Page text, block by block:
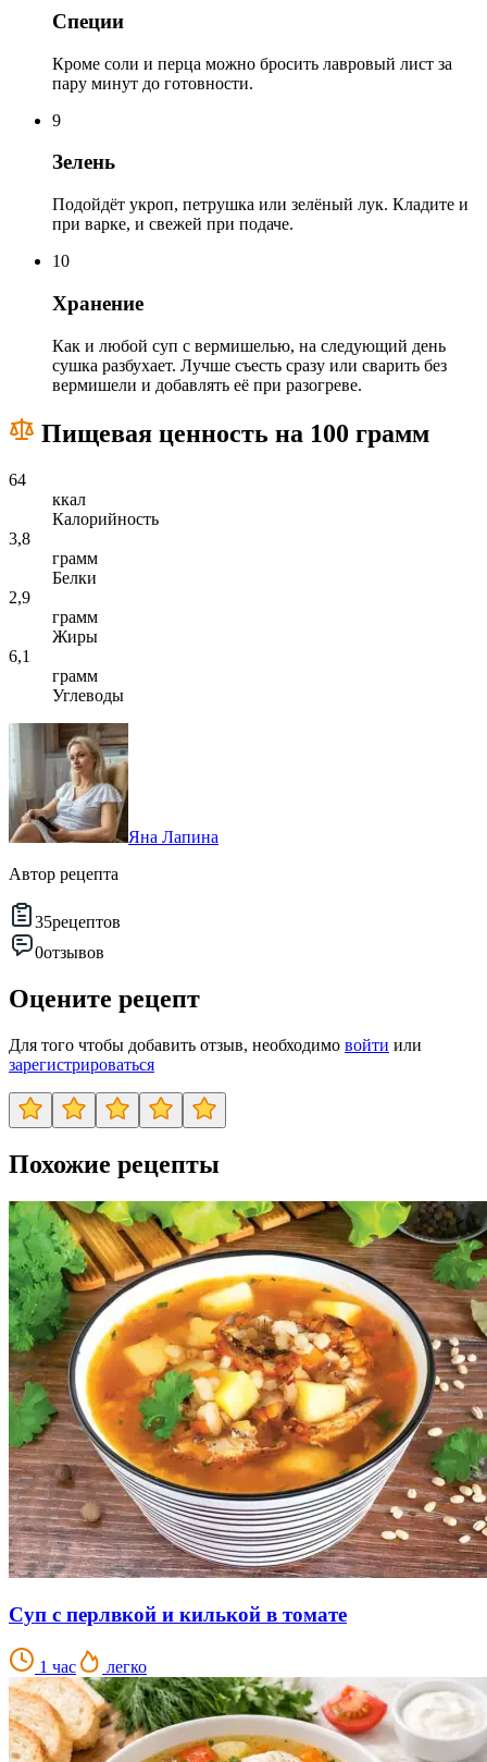
Специи
Кроме соли и перца можно бросить лавровый лист за
пару минут до готовности.
9
Зелень
Подойдёт укроп, петрушка или зелёный лук. Кладите и
при варке, и свежей при подаче.
10
Хранение
Как и любой суп с вермишелью, на следующий день
сушка разбухает. Лучше съесть сразу или сварить без
вермишели и добавлять её при разогреве.
Пищевая ценность на 100 грамм
64
ккал
Калорийность
3,8
грамм
Белки
2,9
грамм
Жиры
6,1
грамм
Углеводы
Яна Лапина
Автор рецепта
35рецептов
0отзывов
Оцените рецепт
Для того чтобы добавить отзыв, необходимо войти или
зарегистрироваться
Похожие рецепты
Суп с перлвкой и килькой в томате
1 час легко